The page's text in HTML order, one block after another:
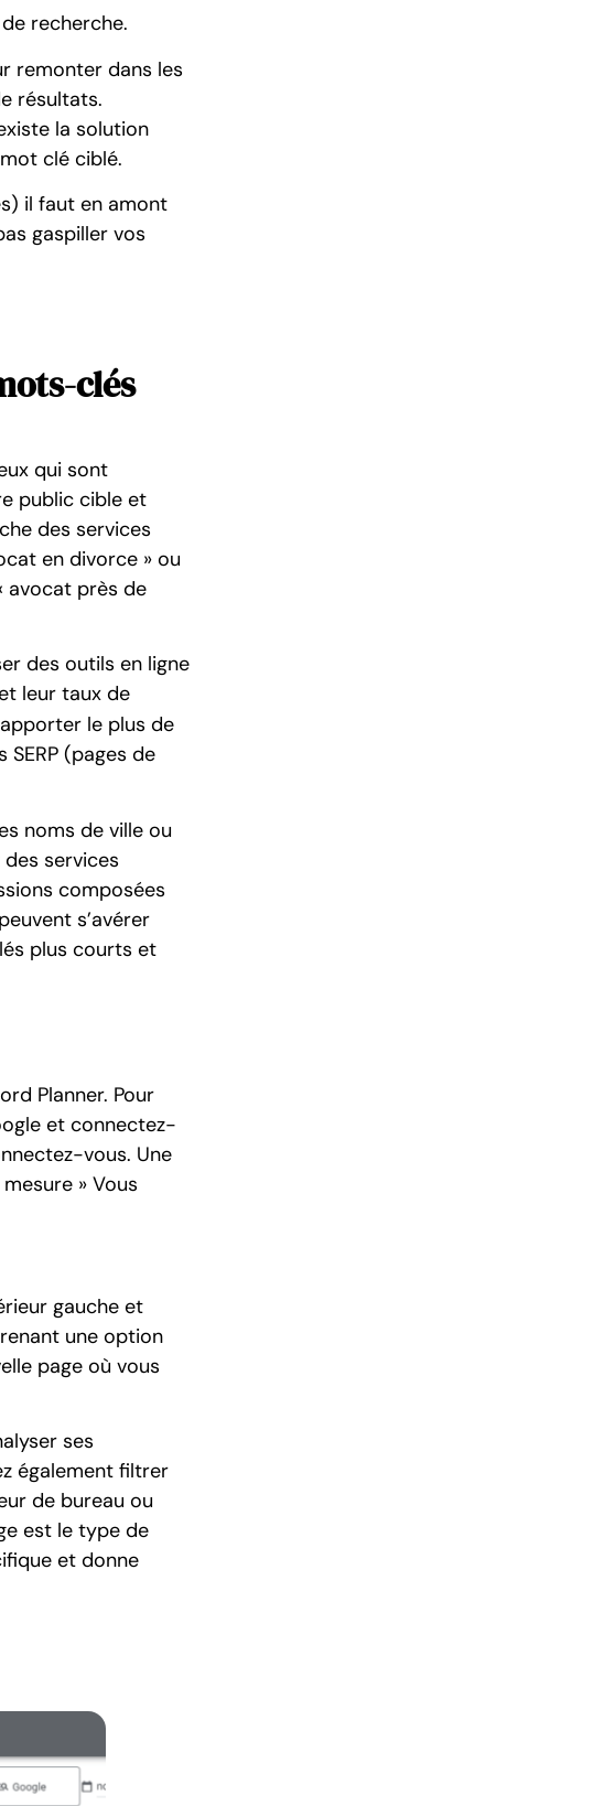
recherche.
remonter dans les
résultats.
la solution
clé ciblé.
il faut en amont
gaspiller vos
clés
qui sont
public cible et
des services
en divorce » ou
avocat près de
des outils en ligne
leur taux de
le plus de
(pages de
noms de ville ou
services
composées
s’avérer
plus courts et
Planner. Pour
et connectez-
vous. Une
» Vous
gauche et
une option
page où vous
ses
également filtrer
de bureau ou
est le type de
et donne